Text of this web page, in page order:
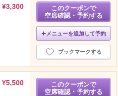
¥3,300
このクーポンで
空席確認・予約する
メニューを追加して予約
ブックマークする
¥5,500
このクーポンで
空席確認・予約する